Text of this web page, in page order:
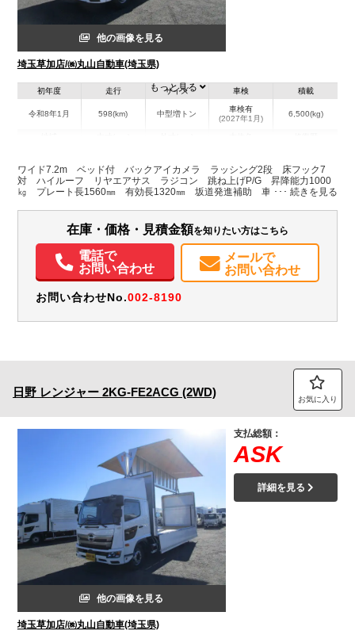
他の画像を見る
埼玉草加店/㈱丸山自動車(埼玉県)
初年度
令和8年1月
走行
598(km)
サイズ
中型増トン
車検
車検有
(2027年1月)
積載
6,500(kg)
埼玉県
W:2,400
H:2,510
W:2,490
H:3,660
パワステ パワーウィンドウ ABS エアバッグ
電動格納ミラー
バックモニター
取扱説明書（一部含む）
メンテナンスノート（保証書）
Sリミッタ
もっと見る
ワイド7.2m ベッド付 バックアイカメラ ラッシング2段 床フック7
対 ハイルーフ リヤエアサス ラジコン 跳ね上げP/G 昇降能力1000
㎏ プレート長1560㎜ 有効長1320㎜ 坂道発進補助 車線逸脱警報 衝
在庫・価格・見積金額を知りたい方はこちら
電話で
お問い合わせ
メールで
お問い合わせ
お問い合わせNo.002-8190
日野 レンジャー 2KG-FE2ACG (2WD) お気に入り
他の画像を見る
埼玉草加店/㈱丸山自動車(埼玉県)
支払総額：
ASK
詳細を見る